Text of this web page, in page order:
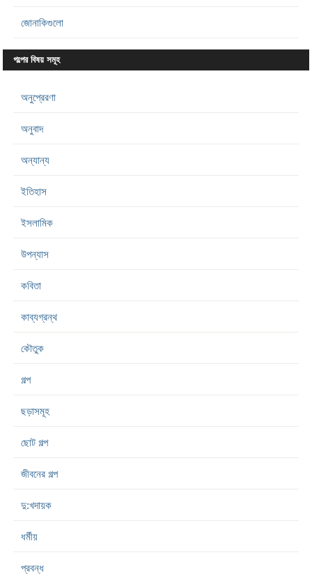
জোনাকিগুলো
গল্পের বিষয় সমূহ
অনুপ্রেরণা
অনুবাদ
অন্যান্য
ইতিহাস
ইসলামিক
উপন্যাস
কবিতা
কাব্যগ্রন্থ
কৌতুক
গল্প
ছড়াসমূহ
ছোট গল্প
জীবনের গল্প
দু:খদায়ক
ধর্মীয়
প্রবন্ধ